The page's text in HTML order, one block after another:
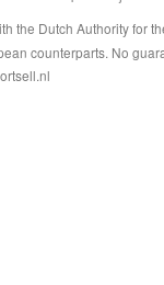
the Dutch Authority for
counterparts. No